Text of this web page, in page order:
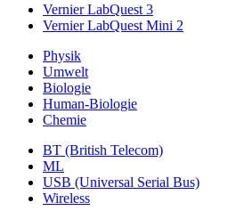
Vernier LabQuest 3
Vernier LabQuest Mini 2
Physik
Umwelt
Biologie
Human-Biologie
Chemie
BT (British Telecom)
ML
USB (Universal Serial Bus)
Wireless